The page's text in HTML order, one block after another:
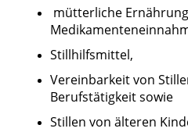
mütterliche
Stillhilfsmittel,
Vereinbarkeit von
Berufstätigkeit sowie
Stillen von älteren